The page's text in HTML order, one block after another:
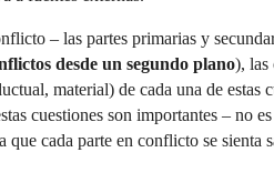
– las partes primarias y
desde un segundo plano), las
material) de cada una de estas
cuestiones son importantes – no
cada parte en conflicto se sienta